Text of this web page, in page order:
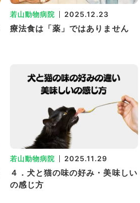
若山動物病院 2025.12.23
療法食は「薬」ではありません
若山動物病院 2025.11.29
４．犬と猫の味の好み・美味しい
の感じ方